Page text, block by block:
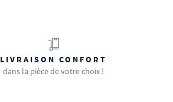
LIVRAISON CONFORT
dans la pièce de votre choix !